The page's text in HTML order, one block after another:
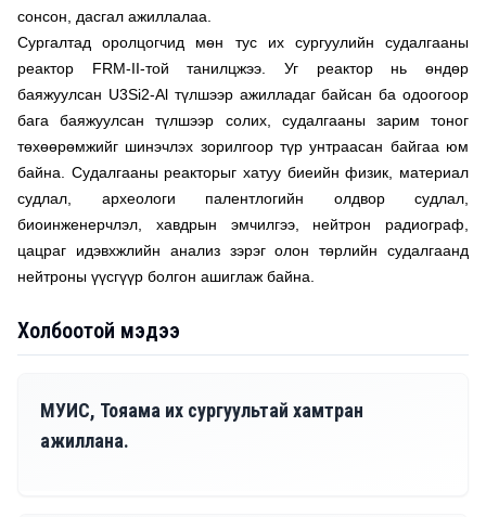
сонсон, дасгал ажиллалаа.
Сургалтад оролцогчид мөн тус их сургуулийн судалгааны
реактор FRM-II-той танилцжээ. Уг реактор нь өндөр
баяжуулсан U3Si2-Al түлшээр ажилладаг байсан ба одоогоор
бага баяжуулсан түлшээр солих, судалгааны зарим тоног
төхөөрөмжийг шинэчлэх зорилгоор түр унтраасан байгаа юм
байна. Судалгааны реакторыг хатуу биеийн физик, материал
судлал, археологи палентлогийн олдвор судлал,
биоинженерчлэл, хавдрын эмчилгээ, нейтрон радиограф,
цацраг идэвхжлийн анализ зэрэг олон төрлийн судалгаанд
нейтроны үүсгүүр болгон ашиглаж байна.
Холбоотой мэдээ
МУИС, Тояама их сургуультай хамтран
ажиллана.